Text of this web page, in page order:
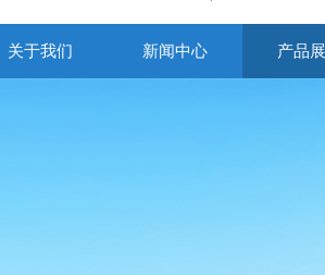
关于我们 新闻中心 产品